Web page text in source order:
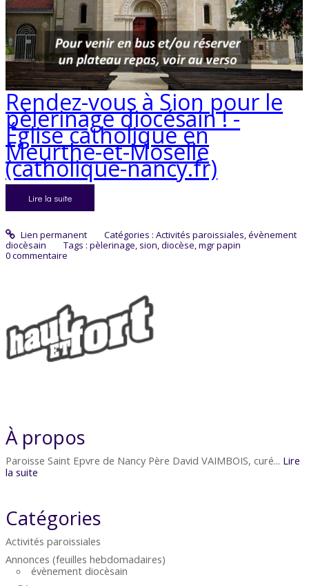
Rendez-vous à Sion pour le
pèlerinage diocésain ! -
Église catholique en
Meurthe-et-Moselle
(catholique-nancy.fr)
Lire la suite
Lien permanent Catégories : Activités paroissiales,évènement
diocèsain
Tags : pèlerinage, sion,diocèse,mgr papin
0commentaire
À propos
Paroisse Saint Epvre de Nancy Père David VAIMBOIS, curé... Lire
la suite
Catégories
Activités paroissiales
Annonces (feuilles hebdomadaires)
évènement diocèsain